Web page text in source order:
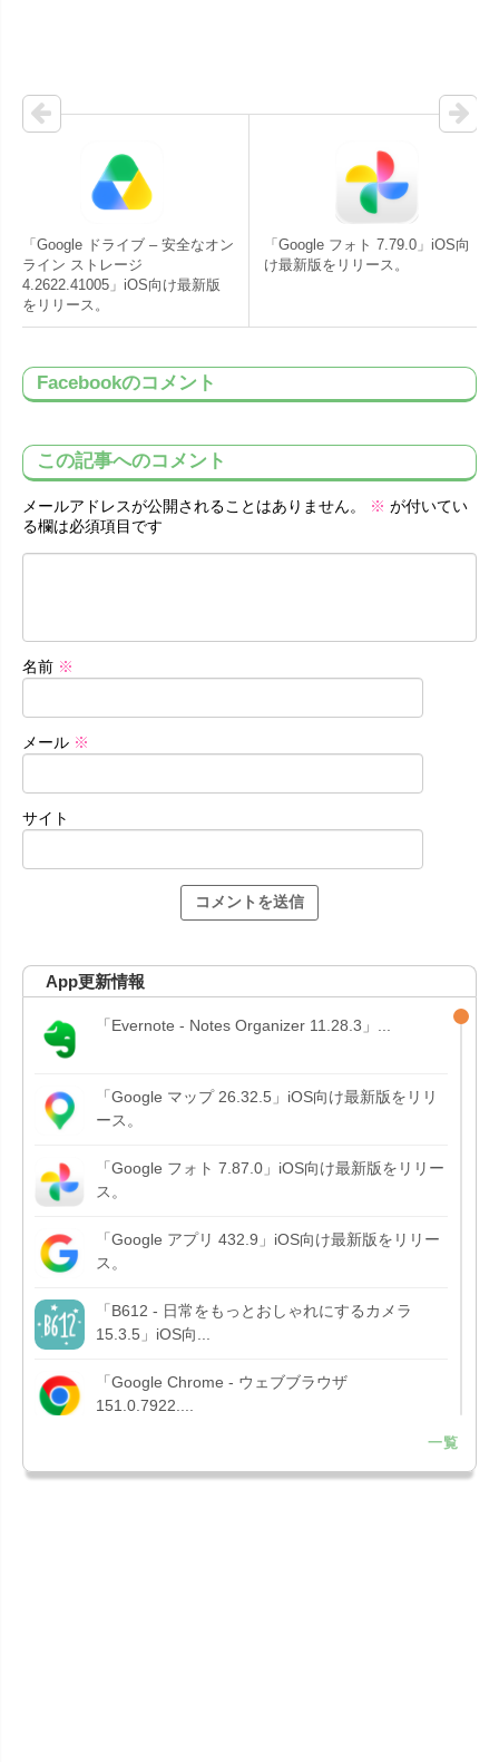
「Google ドライブ – 安全なオン
ライン ストレージ
4.2622.41005」iOS向け最新版
をリリース。
「Google フォト 7.79.0」iOS向
け最新版をリリース。
Facebookのコメント
この記事へのコメント
メールアドレスが公開されることはありません。 ※ が付いてい
る欄は必須項目です
名前 ※
メール ※
サイト
App更新情報
「Evernote - Notes Organizer 11.28.3」...
「Google マップ 26.32.5」iOS向け最新版をリリ
ース。
「Google フォト 7.87.0」iOS向け最新版をリリー
ス。
「Google アプリ 432.9」iOS向け最新版をリリー
ス。
「B612 - 日常をもっとおしゃれにするカメラ
15.3.5」iOS向...
「Google Chrome - ウェブブラウザ
151.0.7922....
「Microsoft OneDrive 18.7.3」iOS向け最新版を...
一覧